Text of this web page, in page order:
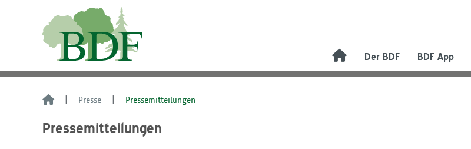
Der BDF BDF App
Presse Pressemitteilungen
Pressemitteilungen